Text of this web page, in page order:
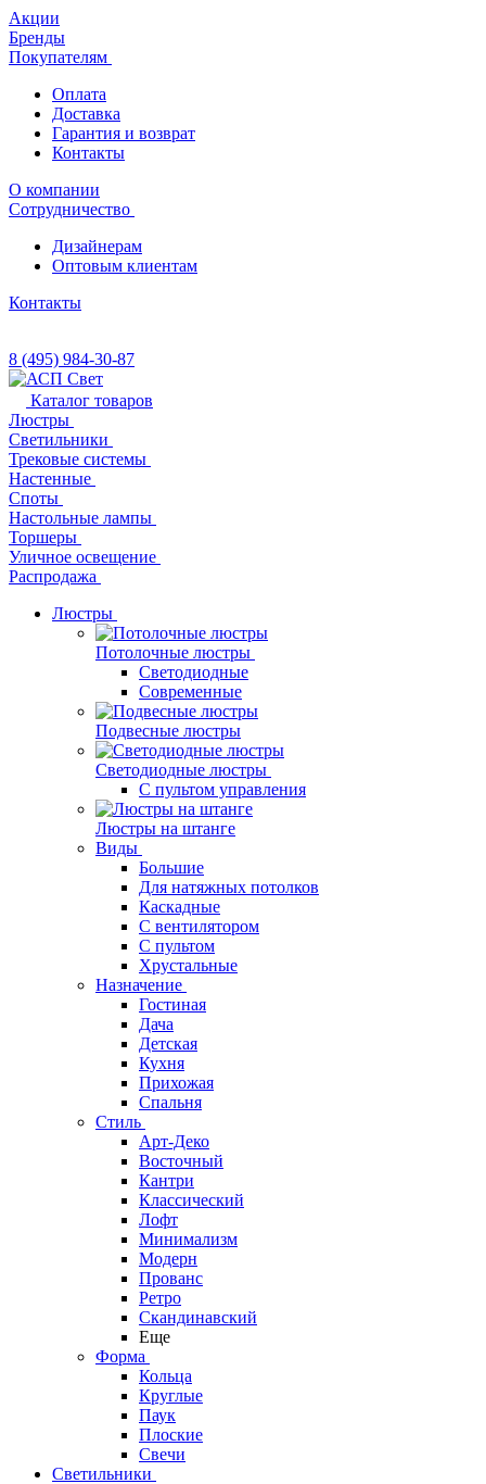
Акции
Бренды
Покупателям
Оплата
Доставка
Гарантия и возврат
Контакты
О компании
Сотрудничество
Дизайнерам
Оптовым клиентам
Контакты
8 (495) 984-30-87
Каталог товаров
Люстры
Светильники
Трековые системы
Настенные
Споты
Настольные лампы
Торшеры
Уличное освещение
Распродажа
Люстры
Потолочные люстры
Светодиодные
Современные
Подвесные люстры
Светодиодные люстры
С пультом управления
Люстры на штанге
Виды
Большие
Для натяжных потолков
Каскадные
С вентилятором
С пультом
Хрустальные
Назначение
Гостиная
Дача
Детская
Кухня
Прихожая
Спальня
Стиль
Арт-Деко
Восточный
Кантри
Классический
Лофт
Минимализм
Модерн
Прованс
Ретро
Скандинавский
Еще
Форма
Кольца
Круглые
Паук
Плоские
Свечи
Светильники